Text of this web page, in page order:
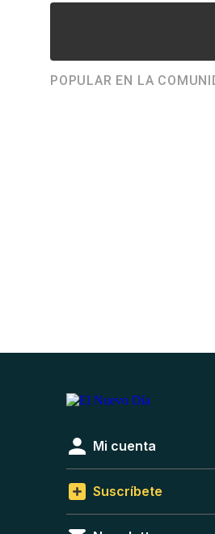
POPULAR EN LA
Mi cuenta
Suscríbete